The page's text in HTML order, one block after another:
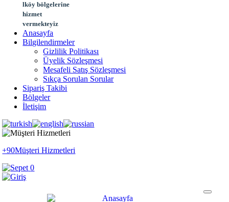
lköy bölgelerine
hizmet
vermekteyiz
Anasayfa
Bilgilendirmeler
Gizlilik Politikası
Üyelik Sözleşmesi
Mesafeli Satış Sözleşmesi
Sıkça Sorulan Sorular
Sipariş Takibi
Bölgeler
İletişim
+90Müşteri Hizmetleri
0